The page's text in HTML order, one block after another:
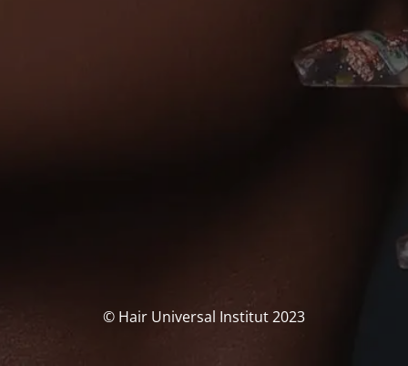
© Hair Universal Institut 2023